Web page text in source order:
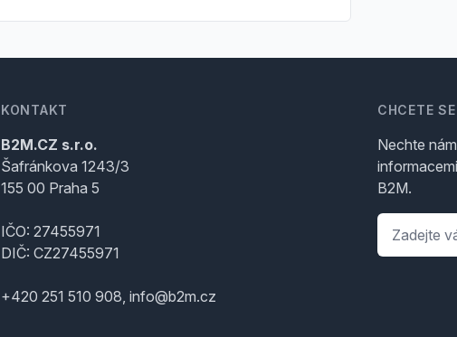
KONTAKT
B2M.CZ s.r.o.
Šafránkova 1243/3
155 00 Praha 5
IČO: 27455971
DIČ: CZ27455971
+420 251 510 908, info@b2m.cz
CHCETE
Nechte
B2M.
Telefon